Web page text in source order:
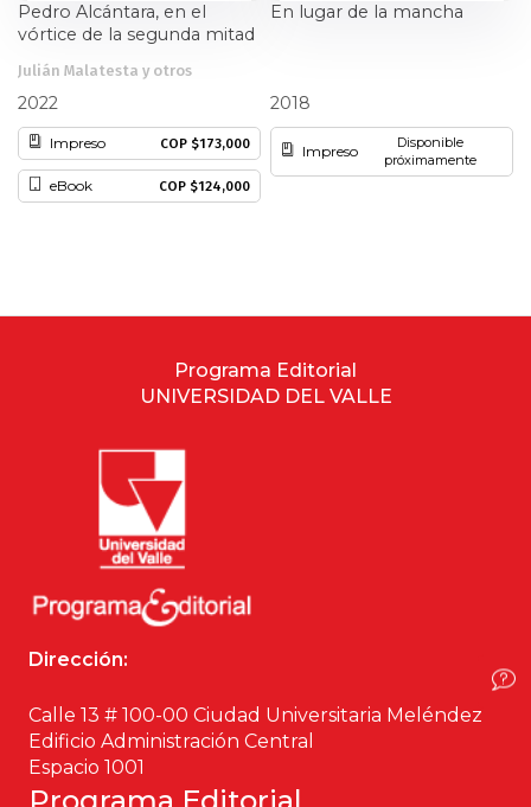
Derecho
Desarrollo
Diseño
Economía
Estudios culturales
Estudios editoriales
Filosofía
Finanzas
Física
Género
Geografía
Pedro Alcántara, en el
vórtice de la segunda mitad
of the second half of the
twentieth century
Julián Malatesta y otros
2022
Impreso COP $173,000
eBook COP $124,000
En lugar de la mancha
2018
Impreso
Disponible
próximamente
Programa Editorial
UNIVERSIDAD DEL VALLE
Dirección:
Calle 13 # 100-00 Ciudad Universitaria Meléndez
Edificio Administración Central
Espacio 1001